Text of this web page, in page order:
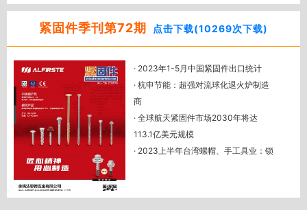
汇总（最新）
· CFD 亮相印度五金工具及紧固件展 挖
国的白手套？
· 立足泰国，走向全球——紧固件行业
的新战略
· 越南紧固件市场发展如何？ CFD 带您
一探究竟！
· CFD 亮相美国拉斯维加斯紧固件展 助
紧固件季刊第72期 点击下载(10269次下载)
· 2023年1-5月中国紧固件出口统计
· 杭申节能：超强对流球化退火炉制造
商
· 全球航天紧固件市场2030年将达
113.1亿美元规模
· 2023上半年台湾螺帽、手工具业：锁
· 墨西哥对华钢制螺杆启动反倾销调查